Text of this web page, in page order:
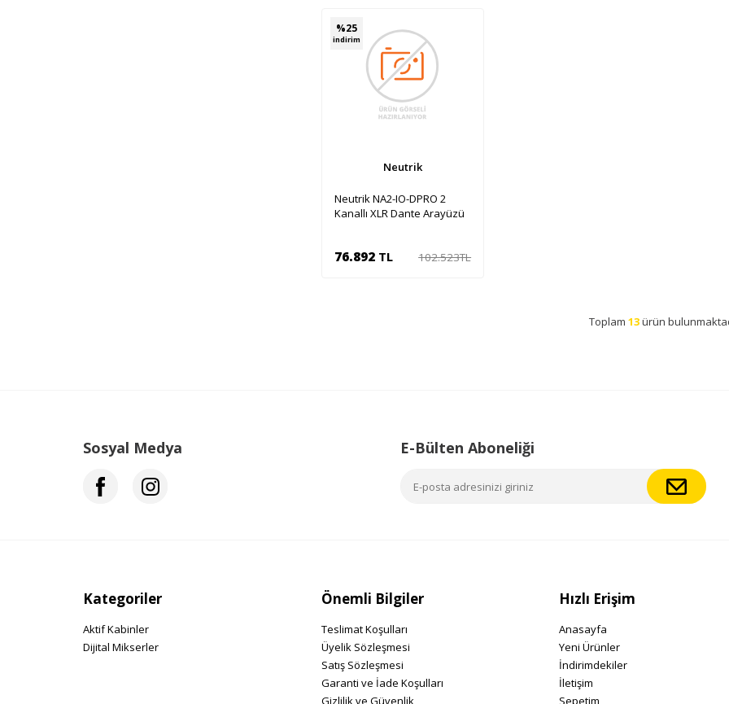
%25
indirim
Neutrik
Neutrik NA2-IO-DPRO 2
Kanallı XLR Dante Arayüzü
76.892TL 102.523TL
Toplam 13ürün
Sosyal Medya E-Bülten Aboneliği
Kategoriler
Aktif Kabinler
Dijital Mikserler
Önemli Bilgiler
Teslimat Koşulları
Üyelik Sözleşmesi
Satış Sözleşmesi
Garanti ve İade Koşulları
Gizlilik ve Güvenlik
Hızlı Erişim
Anasayfa
Yeni Ürünler
İndirimdekiler
İletişim
Sepetim